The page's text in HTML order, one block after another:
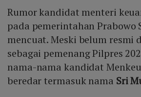
Rumor kandidat menteri
pada pemerintahan Prabowo
mencuat. Meski belum resmi
sebagai pemenang Pilpres
nama-nama kandidat
beredar termasuk nama Sri